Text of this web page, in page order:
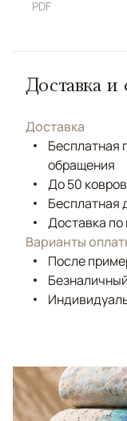
PDF
Доставка и
Доставка
Бесплатная
обращения
До 50
Бесплатная
Доставка
Варианты
После